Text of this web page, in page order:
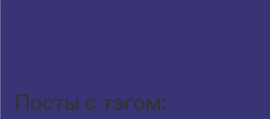
Посты с тэгом: